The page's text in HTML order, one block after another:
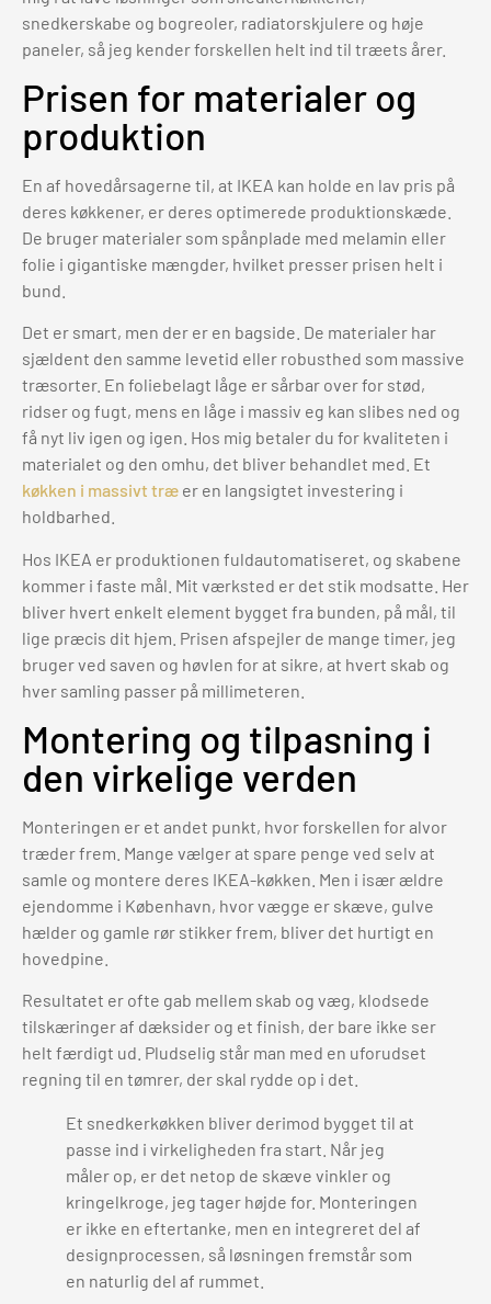
snedkerskabe og bogreoler, radiatorskjulere og høje
paneler, så jeg kender forskellen helt ind til træets årer.
Prisen for materialer og
produktion
En af hovedårsagerne til, at IKEA kan holde en lav pris på
deres køkkener, er deres optimerede produktionskæde.
De bruger materialer som spånplade med melamin eller
folie i gigantiske mængder, hvilket presser prisen helt i
bund.
Det er smart, men der er en bagside. De materialer har
sjældent den samme levetid eller robusthed som massive
træsorter. En foliebelagt låge er sårbar over for stød,
ridser og fugt, mens en låge i massiv eg kan slibes ned og
få nyt liv igen og igen. Hos mig betaler du for kvaliteten i
materialet og den omhu, det bliver behandlet med. Et
køkken i massivt træ er en langsigtet investering i
holdbarhed.
Hos IKEA er produktionen fuldautomatiseret, og skabene
kommer i faste mål. Mit værksted er det stik modsatte. Her
bliver hvert enkelt element bygget fra bunden, på mål, til
lige præcis dit hjem. Prisen afspejler de mange timer, jeg
bruger ved saven og høvlen for at sikre, at hvert skab og
hver samling passer på millimeteren.
Montering og tilpasning i
den virkelige verden
Monteringen er et andet punkt, hvor forskellen for alvor
træder frem. Mange vælger at spare penge ved selv at
samle og montere deres IKEA-køkken. Men i især ældre
ejendomme i København, hvor vægge er skæve, gulve
hælder og gamle rør stikker frem, bliver det hurtigt en
hovedpine.
Resultatet er ofte gab mellem skab og væg, klodsede
tilskæringer af dæksider og et finish, der bare ikke ser
helt færdigt ud. Pludselig står man med en uforudset
regning til en tømrer, der skal rydde op i det.
Et snedkerkøkken bliver derimod bygget til at
passe ind i virkeligheden fra start. Når jeg
måler op, er det netop de skæve vinkler og
kringelkroge, jeg tager højde for. Monteringen
er ikke en eftertanke, men en integreret del af
designprocessen, så løsningen fremstår som
en naturlig del af rummet.